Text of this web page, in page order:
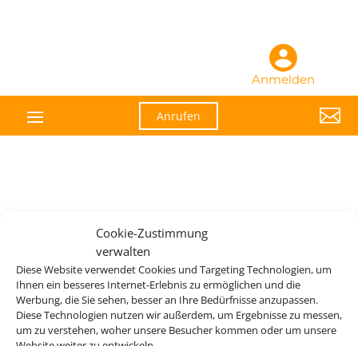
Cookie-Zustimmung
verwalten
Diese Website verwendet Cookies und Targeting Technologien, um
Ihnen ein besseres Internet-Erlebnis zu ermöglichen und die
Werbung, die Sie sehen, besser an Ihre Bedürfnisse anzupassen.
Diese Technologien nutzen wir außerdem, um Ergebnisse zu messen,
um zu verstehen, woher unsere Besucher kommen oder um unsere
Anmelden
Anrufen 
Wir brauchen Ihre Einwilligung
Um diesen Inhalt darzustellen, aktivieren Sie bitte die Cookies. Es